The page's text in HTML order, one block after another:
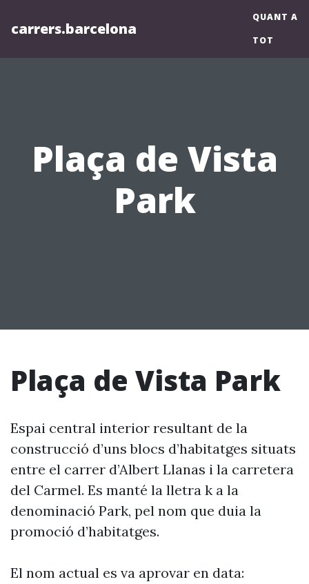
carrers.barcelona
QUANT A
TOT
Plaça de Vista
Park
Plaça de Vista Park
Espai central interior resultant de la
construcció d’uns blocs d’habitatges situats
entre el carrer d’Albert Llanas i la carretera
del Carmel. Es manté la lletra k a la
denominació Park, pel nom que duia la
promoció d’habitatges.
El nom actual es va aprovar en data: